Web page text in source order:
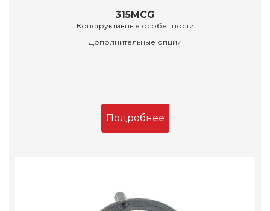
315MCG
Конструктивные особенности
Дополнительные опции
Подробнее